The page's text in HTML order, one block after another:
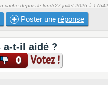
cache depuis le lundi 27 juillet 2026 à 17h42
Poster une réponse
a-t-il aidé ?
0 Votez !